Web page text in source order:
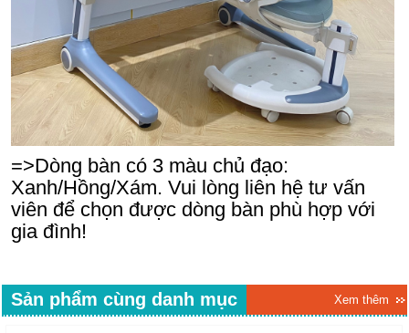
=>Dòng bàn có 3 màu chủ đạo:
Xanh/Hồng/Xám. Vui lòng liên hệ tư vấn
viên để chọn được dòng bàn phù hợp với
gia đình!
Sản phẩm cùng danh mục Xem thêm